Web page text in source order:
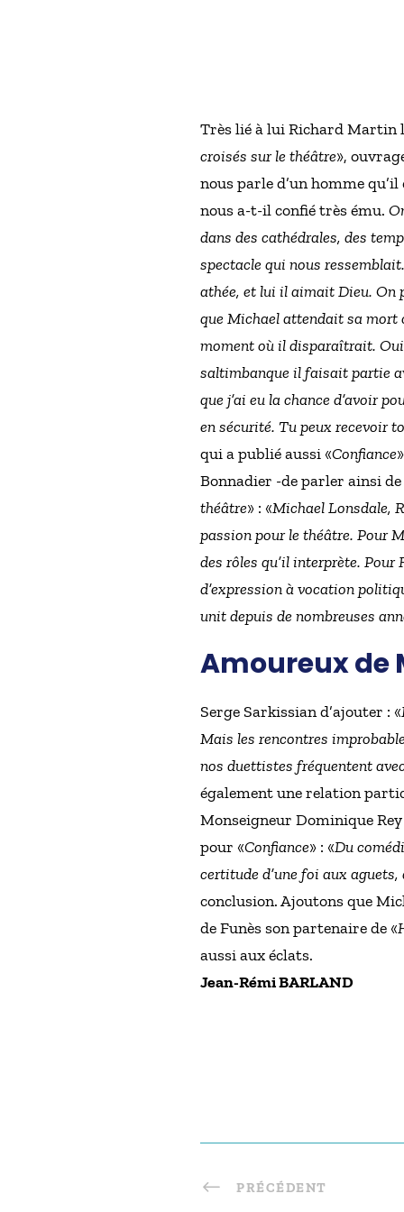
Très lié à lui Richard Martin
croisés sur le théâtre»,
nous parle d’un homme
nous a-t-il confié très ému.
dans des cathédrales, des
spectacle qui nous
athée, et lui il aimait Dieu. On
que Michael attendait sa mort
moment où il disparaîtrait. Oui
saltimbanque il faisait partie
que j’ai eu la chance d’avoir
en sécurité. Tu peux recevoir
qui a publié aussi «Confiance
Bonnadier -de parler ainsi
théâtre» : «Michael Lonsdale,
passion pour le théâtre. Pour
des rôles qu’il interprète.
d’expression à vocation
unit depuis de nombreuses
Amoureux de
Serge Sarkissian d’ajouter : «
Mais les rencontres
nos duettistes fréquentent
également une relation
Monseigneur Dominique
pour «Confiance» : «Du
certitude d’une foi aux
conclusion. Ajoutons que
de Funès son partenaire de «
aussi aux éclats.
Jean-Rémi BARLAND
PRÉCÉDENT